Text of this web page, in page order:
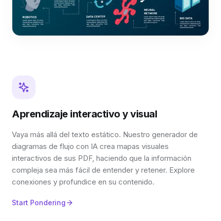
Aprendizaje interactivo y visual
Vaya más allá del texto estático. Nuestro generador de
diagramas de flujo con IA crea mapas visuales
interactivos de sus PDF, haciendo que la información
compleja sea más fácil de entender y retener. Explore
conexiones y profundice en su contenido.
Start Pondering